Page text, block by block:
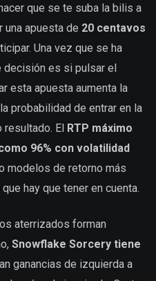
que se te suba la bilis a
una apuesta de 20 centavos
Una vez que se ha
decisión es si pulsar el
esta apuesta aumenta la
probabilidad de entrar en la
resultado. El RTP máximo
96% con volatilidad
modelos de retorno más
hay que tener en cuenta.
aterrizados forman
Snowflake Sorcery tiene
ganancias de izquierda a